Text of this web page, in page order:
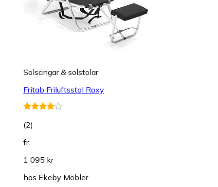
Solsängar & solstolar
Fritab Friluftsstol Roxy
(2)
fr.
1 095 kr
hos Ekeby Möbler